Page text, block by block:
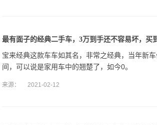
最有面子的经典二手车，3万到手还不容易坏，买
宝来经典这款车车如其名，非常之经典，当年新
间，可以说是家用车中的翘楚了，如今0。
来源： 2021-02-12